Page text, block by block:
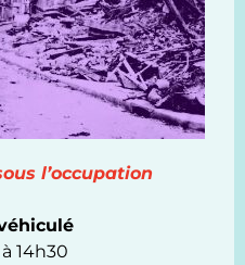
l’occupation
14h30